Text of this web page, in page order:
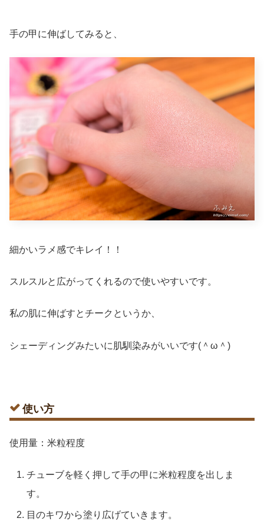
手の甲に伸ばしてみると、
細かいラメ感でキレイ！！
スルスルと広がってくれるので使いやすいです。
私の肌に伸ばすとチークというか、
シェーディングみたいに肌馴染みがいいです(＾ω＾)
使い方
使用量：米粒程度
チューブを軽く押して手の甲に米粒程度を出しま
す。
目のキワから塗り広げていきます。